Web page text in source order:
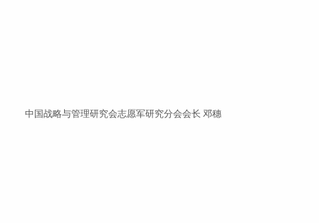
中国战略与管理研究会志愿军研究分会会长 邓穗